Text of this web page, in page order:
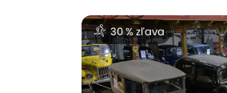
30 % zľava